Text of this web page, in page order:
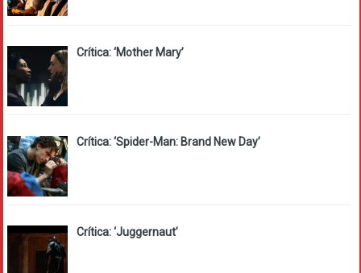
Crítica: ‘Mother Mary’
Crítica: ‘Spider-Man: Brand New Day’
Crítica: ‘Juggernaut’